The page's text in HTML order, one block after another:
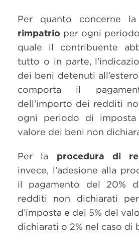
Per quanto concerne la
rimpatrio per ogni
quale il contribuente
tutto o in parte,
dei beni detenuti
comporta il
dell’importo dei redditi
ogni periodo di
valore dei beni non
Per la procedura di
invece, l’adesione alla
il pagamento del 20%
redditi non dichiarati
d’imposta e del 5% del
dichiarati o 2% nel caso di